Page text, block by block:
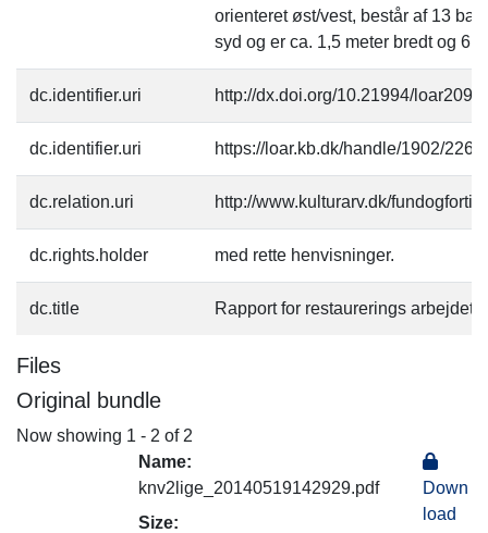
orienteret øst/vest, består af 13
syd og er ca. 1,5 meter bredt og 6
dc.identifier.uri http://dx.doi.org/10.21994/loar2094
dc.identifier.uri https://loar.kb.dk/handle/1902/2267
dc.relation.uri http://www.kulturarv.dk/
dc.rights.holder med rette henvisninger.
dc.title Rapport for restaurerings arbejdet
Files
Original bundle
Now showing 1 - 2 of 2
Name:
knv2lige_20140519142929.pdf
Size:
Down
load